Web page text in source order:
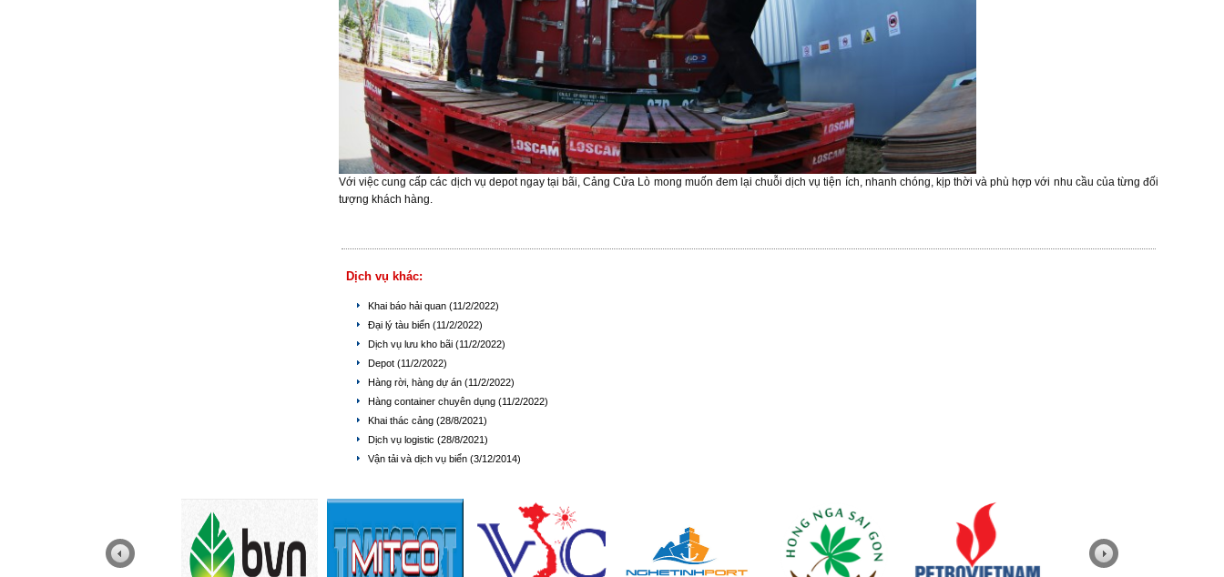
Với việc cung cấp các dịch vụ depot ngay tại bãi, Cảng Cửa Lò mong muốn đem lại chuỗi dịch vụ tiện ích, nhanh chóng, kịp thời và phù hợp với nhu cầu của từng đối
tượng khách hàng.
Dịch vụ khác:
Khai báo hải quan (11/2/2022)
Đại lý tàu biển (11/2/2022)
Dịch vụ lưu kho bãi (11/2/2022)
Depot (11/2/2022)
Hàng rời, hàng dự án (11/2/2022)
Hàng container chuyên dụng (11/2/2022)
Khai thác cảng (28/8/2021)
Dịch vụ logistic (28/8/2021)
Vận tải và dịch vụ biển (3/12/2014)